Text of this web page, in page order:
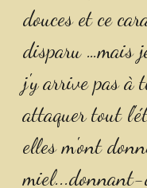
douces et ce
disparu …mais
j'y arrive pas à
attaquer tout
elles m'ont